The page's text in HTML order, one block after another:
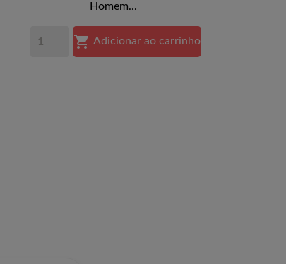
Homem...
 Adicionar ao carrinho